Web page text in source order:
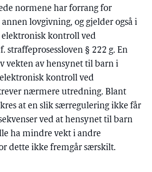
normene har forrang for
lovgivning, og gjelder også i
kontroll ved
straffeprosessloven § 222 g. En
vekten av hensynet til barn i
kontroll ved
nærmere utredning. Blant
at en slik særregulering ikke får
ved at hensynet til barn
ha mindre vekt i andre
dette ikke fremgår særskilt.